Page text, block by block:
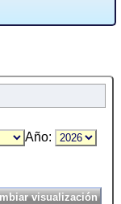
Año: